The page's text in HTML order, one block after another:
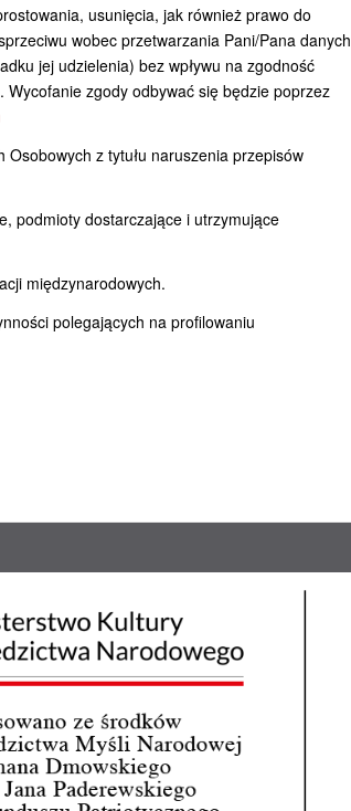
usunięcia, jak również prawo do
wobec przetwarzania Pani/Pana danych
jej udzielenia) bez wpływu na zgodność
zgody odbywać się będzie poprzez
z tytułu naruszenia przepisów
podmioty dostarczające i utrzymujące
międzynarodowych.
polegających na profilowaniu